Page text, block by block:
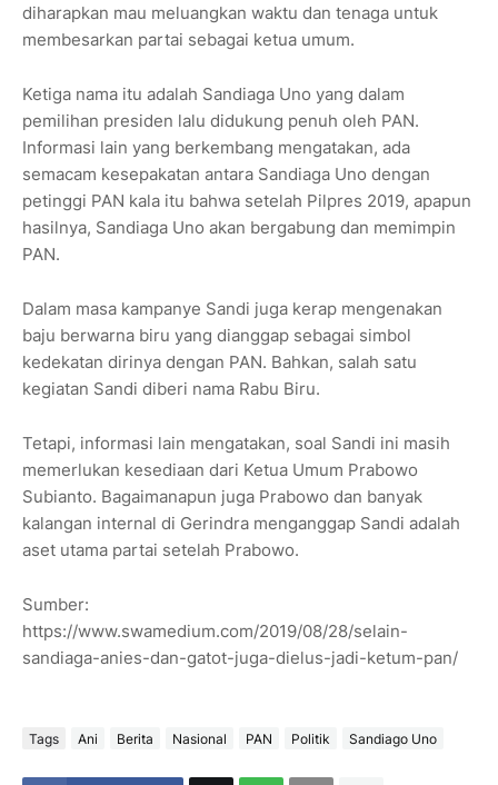
diharapkan mau meluangkan waktu dan tenaga untuk
membesarkan partai sebagai ketua umum.
Ketiga nama itu adalah Sandiaga Uno yang dalam
pemilihan presiden lalu didukung penuh oleh PAN.
Informasi lain yang berkembang mengatakan, ada
semacam kesepakatan antara Sandiaga Uno dengan
petinggi PAN kala itu bahwa setelah Pilpres 2019, apapun
hasilnya, Sandiaga Uno akan bergabung dan memimpin
PAN.
Dalam masa kampanye Sandi juga kerap mengenakan
baju berwarna biru yang dianggap sebagai simbol
kedekatan dirinya dengan PAN. Bahkan, salah satu
kegiatan Sandi diberi nama Rabu Biru.
Tetapi, informasi lain mengatakan, soal Sandi ini masih
memerlukan kesediaan dari Ketua Umum Prabowo
Subianto. Bagaimanapun juga Prabowo dan banyak
kalangan internal di Gerindra menganggap Sandi adalah
aset utama partai setelah Prabowo.
Sumber:
https://www.swamedium.com/2019/08/28/selain-
sandiaga-anies-dan-gatot-juga-dielus-jadi-ketum-pan/
Tags Ani Berita Nasional PAN Politik Sandiago Uno